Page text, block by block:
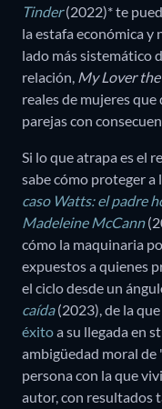
Tinder(2022)* te
la estafa económica y
lado más sistemático
relación, My Lover
reales de mujeres
parejas con
Si lo que atrapa es el
sabe cómo proteger
caso Watts: el padre
Madeleine McCann
cómo la maquinaria
expuestos a quienes
el ciclo desde un
caída(2023), de la que
éxitoa su llegada en
ambigüedad moral de
persona con la que
autor, con resultados